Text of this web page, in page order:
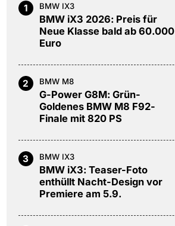
1 BMW IX3
BMW iX3 2026: Preis für
Neue Klasse bald ab 60.000
Euro
2 BMW M8
G-Power G8M: Grün-
Goldenes BMW M8 F92-
Finale mit 820 PS
3 BMW IX3
BMW iX3: Teaser-Foto
enthüllt Nacht-Design vor
Premiere am 5.9.